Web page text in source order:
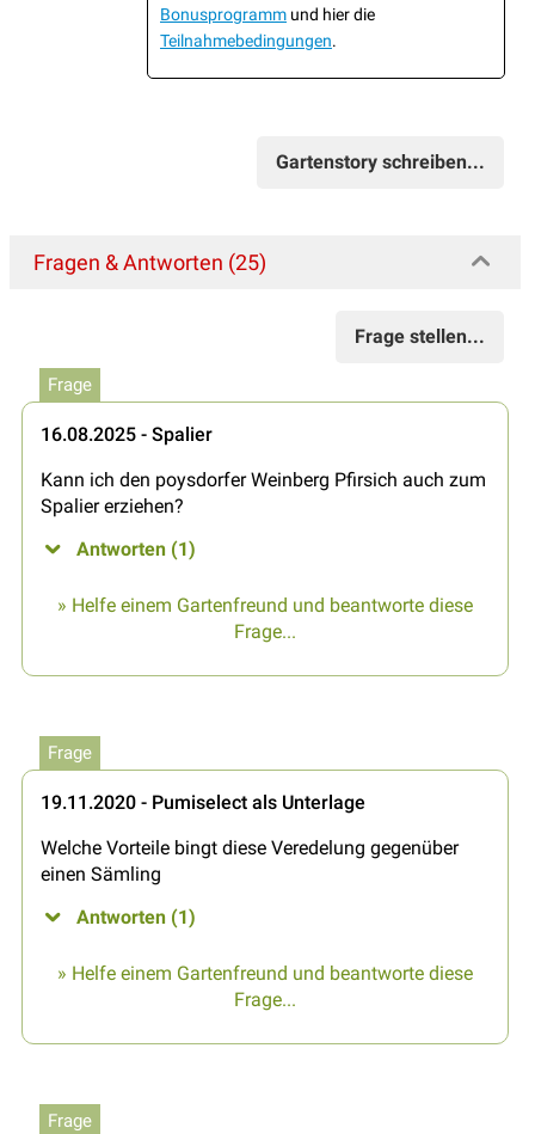
Bonusprogramm und hier die
Teilnahmebedingungen.
Gartenstory schreiben...
Fragen & Antworten (25)
Frage stellen...
Frage
16.08.2025 - Spalier
Kann ich den poysdorfer Weinberg Pfirsich auch zum
Spalier erziehen?
Antworten (1)
» Helfe einem Gartenfreund und beantworte diese
Frage...
Frage
19.11.2020 - Pumiselect als Unterlage
Welche Vorteile bingt diese Veredelung gegenüber
einen Sämling
Antworten (1)
» Helfe einem Gartenfreund und beantworte diese
Frage...
Frage